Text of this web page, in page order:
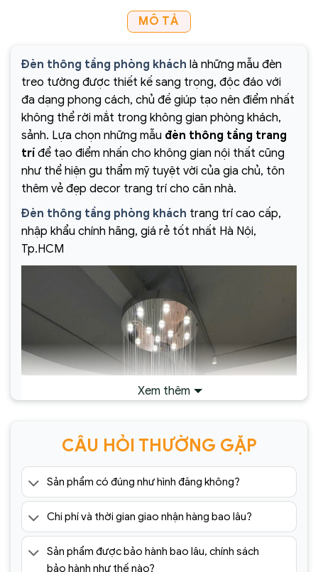
MÔ TẢ
Đèn thông tầng phòng khách là những mẫu đèn
treo tường được thiết kế sang trọng, độc đáo với
đa dạng phong cách, chủ đề giúp tạo nên điểm nhất
không thể rời mắt trong không gian phòng khách,
sảnh. Lựa chọn những mẫu đèn thông tầng trang
trí để tạo điểm nhấn cho không gian nội thất cũng
như thể hiện gu thẩm mỹ tuyệt vời của gia chủ, tôn
thêm vẻ đẹp decor trang trí cho căn nhà.
Đèn thông tầng phòng khách trang trí cao cấp,
nhập khẩu chính hãng, giá rẻ tốt nhất Hà Nội,
Tp.HCM
Xem thêm
CÂU HỎI THƯỜNG GẶP
Sản phẩm có đúng như hình đăng không?
Chi phí và thời gian giao nhận hàng bao lâu?
Sản phẩm được bảo hành bao lâu, chính sách
bảo hành như thế nào?